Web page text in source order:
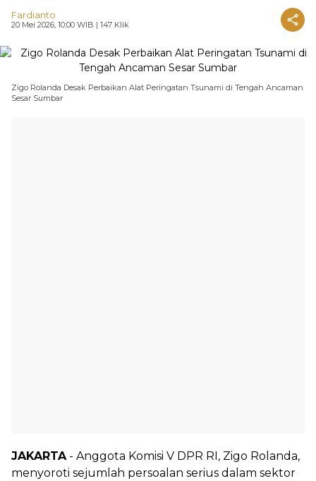
Fardianto
20 Mei 2026, 10:00 WIB | 147 Klik
Zigo Rolanda Desak Perbaikan Alat Peringatan Tsunami di Tengah Ancaman
Sesar Sumbar
JAKARTA- Anggota Komisi V DPR RI, Zigo Rolanda,
menyoroti sejumlah persoalan serius dalam sektor